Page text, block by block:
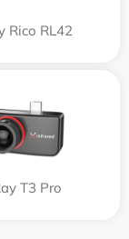
Rico RL42
T3 Pro